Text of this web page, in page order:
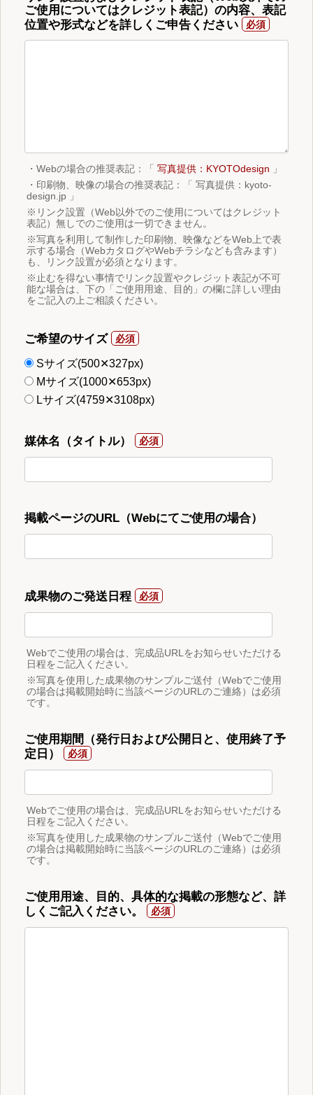
ご使用についてはクレジット表記）の内容、表記
位置や形式などを詳しくご申告ください
・Webの場合の推奨表記：「 写真提供：KYOTOdesign 」
・印刷物、映像の場合の推奨表記：「 写真提供：kyoto-
design.jp 」
※リンク設置（Web以外でのご使用についてはクレジット
表記）無しでのご使用は一切できません。
※写真を利用して制作した印刷物、映像などをWeb上で表
示する場合（WebカタログやWebチラシなども含みます）
も、リンク設置が必須となります。
※止むを得ない事情でリンク設置やクレジット表記が不可
能な場合は、下の「ご使用用途、目的」の欄に詳しい理由
をご記入の上ご相談ください。
ご希望のサイズ
Sサイズ(500✕327px)
Mサイズ(1000✕653px)
Lサイズ(4759✕3108px)
媒体名（タイトル）
掲載ページのURL（Webにてご使用の場合）
成果物のご発送日程
Webでご使用の場合は、完成品URLをお知らせいただける
日程をご記入ください。
※写真を使用した成果物のサンプルご送付（Webでご使用
の場合は掲載開始時に当該ページのURLのご連絡）は必須
です。
ご使用期間（発行日および公開日と、使用終了予
定日）
Webでご使用の場合は、完成品URLをお知らせいただける
日程をご記入ください。
※写真を使用した成果物のサンプルご送付（Webでご使用
の場合は掲載開始時に当該ページのURLのご連絡）は必須
です。
ご使用用途、目的、具体的な掲載の形態など、詳
しくご記入ください。